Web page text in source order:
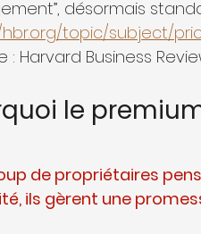
désormais
topic/subject/
: Harvard Business
le
de propriétaires
ils gèrent une